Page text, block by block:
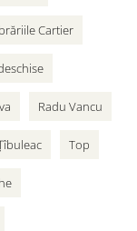
Cartier
Radu Vancu
Top